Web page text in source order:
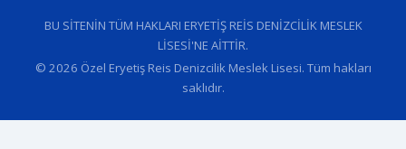
BU SİTENİN TÜM HAKLARI ERYETİŞ REİS DENİZCİLİK MESLEK
LİSESİ'NE AİTTİR.
© 2026 Özel Eryetiş Reis Denizcilik Meslek Lisesi. Tüm hakları
saklıdır.